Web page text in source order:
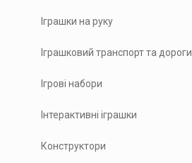
Іграшки на руку
Іграшковий транспорт та дороги
Ігрові набори
Інтерактивні іграшки
Конструктори